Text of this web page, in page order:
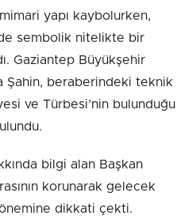
yapı kaybolurken,
sembolik nitelikte bir
Gaziantep Büyükşehir
Şahin, beraberindeki teknik
ve Türbesi’nin bulunduğu
bilgi alan Başkan
korunarak gelecek
önemine dikkati çekti.